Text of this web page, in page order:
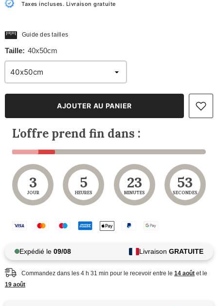
Taxes incluses. Livraison gratuite
Guide des tailles
Taille: 40x50cm
AJOUTER AU PANIER
L'offre prend fin dans :
3
JOUR
5
HEURES
23
MINUTES
51
SECONDES
Expédié le 09/08 Livraison GRATUITE
Commandez dans les 4 h 31 min pour le recevoir entre le 14 août et le
19 août